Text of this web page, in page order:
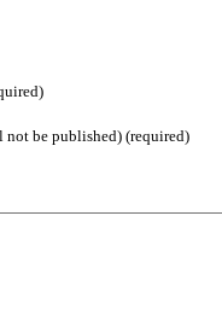
be published) (required)